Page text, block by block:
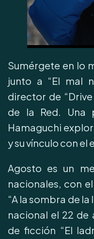
Sumérgete en lo
junto a “El mal
director de
de la Red. Una
Hamaguchi
y su vínculo con el
Agosto es un
nacionales, con
“A la sombra de
nacional el 22
de ficción “El